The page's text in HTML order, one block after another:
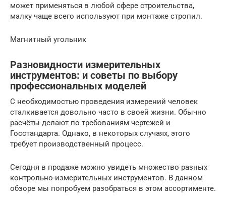
может применяться в любой сфере строительства,
малку чаще всего используют при монтаже стропил.
Магнитный угольник
Разновидности измерительных
инструментов: и советы по выбору
профессиональных моделей
С необходимостью проведения измерений человек
сталкивается довольно часто в своей жизни. Обычно
расчёты делают по требованиям чертежей и
Госстандарта. Однако, в некоторых случаях, этого
требует производственный процесс.
Сегодня в продаже можно увидеть множество разных
контрольно-измерительных инструментов. В данном
обзоре мы попробуем разобраться в этом ассортименте.